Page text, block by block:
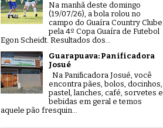
Na manhã deste domingo
(19/07/26), a bola rolou no
campo do Guaíra Country Clube
pela 4º Copa Guaíra de Futebol
Egon Scheidt. Resultados dos...
Guarapuava: Panificadora
Josué
Na Panificadora Josué, você
encontra pães, bolos, docinhos,
pastel, lanches, café, sorvetes e
bebidas em geral e temos
aquele pão fresquin...